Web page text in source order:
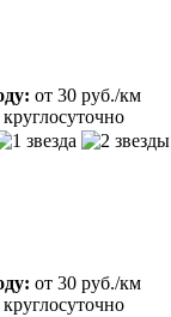
от 30 руб./км
круглосуточно
от 30 руб./км
круглосуточно